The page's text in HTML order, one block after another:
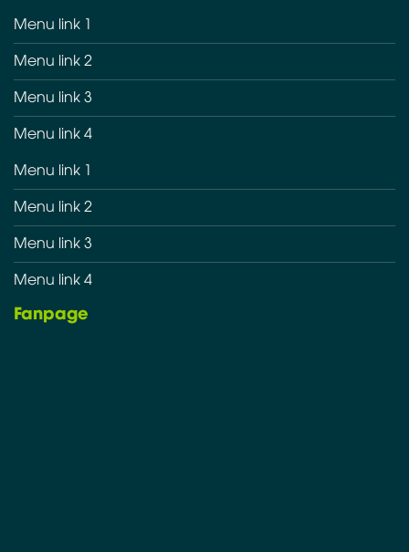
Menu link 1
Menu link 2
Menu link 3
Menu link 4
Menu link 1
Menu link 2
Menu link 3
Menu link 4
Fanpage